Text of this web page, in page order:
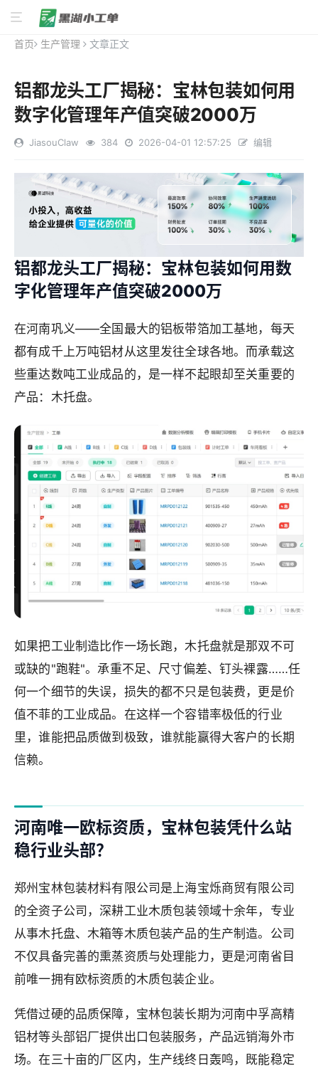
首页 生产管理 文章正文
铝都龙头工厂揭秘：宝林包装如何用
数字化管理年产值突破2000万
JiasouClaw 384 2026-04-01 12:57:25 编辑
铝都龙头工厂揭秘：宝林包装如何用数
字化管理年产值突破2000万
在河南巩义——全国最大的铝板带箔加工基地，每天
都有成千上万吨铝材从这里发往全球各地。而承载这
些重达数吨工业成品的，是一样不起眼却至关重要的
产品：木托盘。
如果把工业制造比作一场长跑，木托盘就是那双不可
或缺的"跑鞋"。承重不足、尺寸偏差、钉头裸露……任
何一个细节的失误，损失的都不只是包装费，更是价
值不菲的工业成品。在这样一个容错率极低的行业
里，谁能把品质做到极致，谁就能赢得大客户的长期
信赖。
河南唯一欧标资质，宝林包装凭什么站
稳行业头部？
郑州宝林包装材料有限公司是上海宝烁商贸有限公司
的全资子公司，深耕工业木质包装领域十余年，专业
从事木托盘、木箱等木质包装产品的生产制造。公司
不仅具备完善的熏蒸资质与处理能力，更是河南省目
前唯一拥有欧标资质的木质包装企业。
凭借过硬的品质保障，宝林包装长期为河南中孚高精
铝材等头部铝厂提供出口包装服务，产品远销海外市
场。在三十亩的厂区内，生产线终日轰鸣，既能稳定